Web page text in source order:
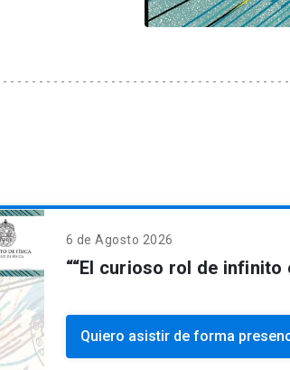
6 de Agosto 2026
““El curioso rol de infinito
Quiero asistir de forma